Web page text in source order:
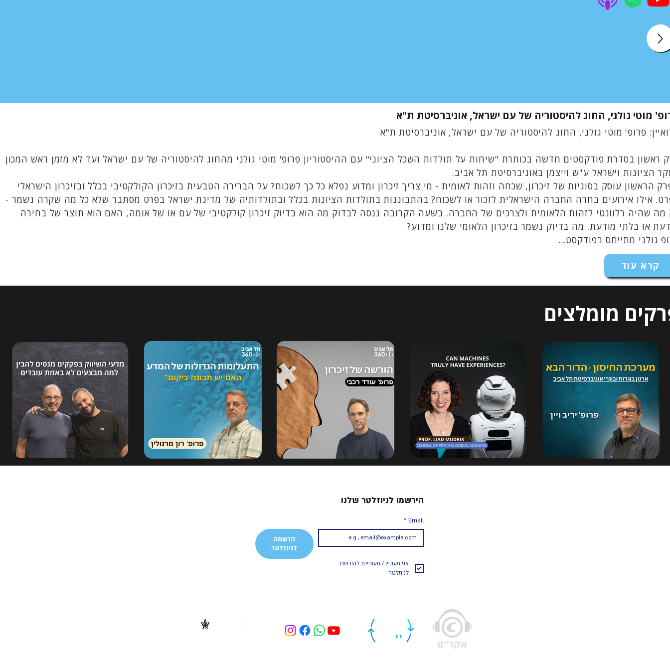
מוטי גולני, החוג להיסטוריה של עם ישראל, אוניברסיטת ת"א
פרופ' מוטי גולני, החוג להיסטוריה של עם ישראל, אוניברסיטת ת"א
ראשון בסדרת פודקסטים חדשה בכותרת "שיחות על תולדות השכל הציוני" עם ההיסטוריון פרופ' מוטי גולני מהחוג להיסטוריה של עם ישראל ועד לא מזמן ראש המכון
הציונות וישראל ע"ש וייצמן באוניברסיטת תל אביב.
הראשון עוסק בסוגיות של זיכרון, שכחה וזהות לאומית - מי צריך זיכרון ומדוע נפלא כל כך לשכוח? על הברירה הטבעית בזיכרון הקולקטיבי בכלל ובזיכרון הישראלי
אילו אירועים בחרה החברה הישראלית לזכור או לשכוח? בהתבוננות בתולדות הציונות בכלל ובתולדותיה של מדינת ישראל בפרט מסתבר שלא כל מה שקרה נשמר -
מה שהיה רלוונטי לזהות הלאומית ולצרכים של החברה. בשעה הקרובה ננסה לבדוק מה הוא בדיוק זיכרון קולקטיבי של עם או של אומה, האם הוא תוצר של בחירה
או בלתי מודעת. מה בדיוק נשמר בזיכרון הלאומי שלנו ומדוע?
גולני מתייחס בפודקסט...
קרא עוד
מומלצים
הירשמו לניוזלטר שלנו
Email
*
הרשמה
לניוזלטר
לניוזלטר